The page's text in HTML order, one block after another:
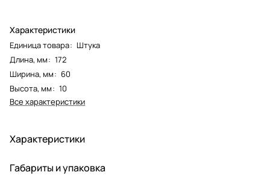
Характеристики
Единица товара: Штука
Длина, мм: 172
Ширина, мм: 60
Высота, мм: 10
Все характеристики
Характеристики
Габариты и упаковка